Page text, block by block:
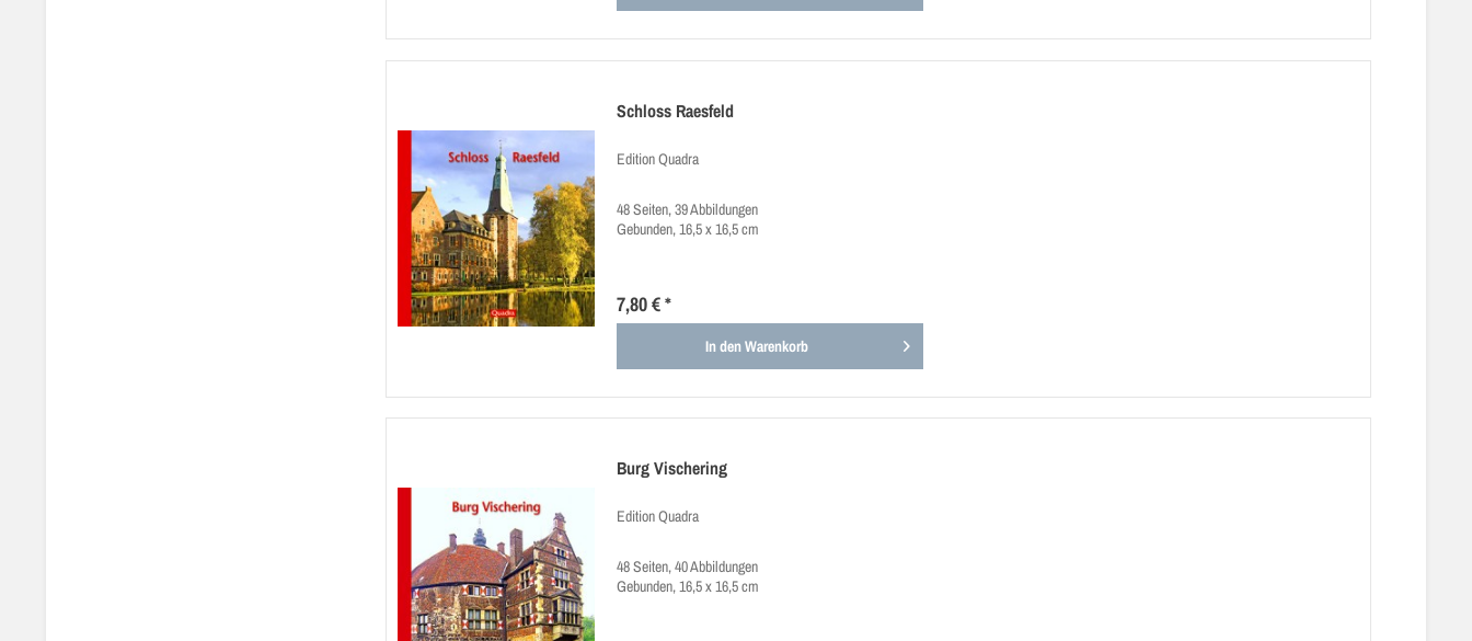
Schloss Raesfeld
Edition Quadra
48 Seiten, 39 Abbildungen
Gebunden, 16,5 x 16,5 cm
7,80 € *
In denWarenkorb
Burg Vischering
Edition Quadra
48 Seiten, 40 Abbildungen
Gebunden, 16,5 x 16,5 cm